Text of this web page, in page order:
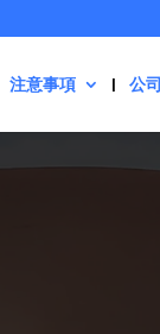
注意事項 公